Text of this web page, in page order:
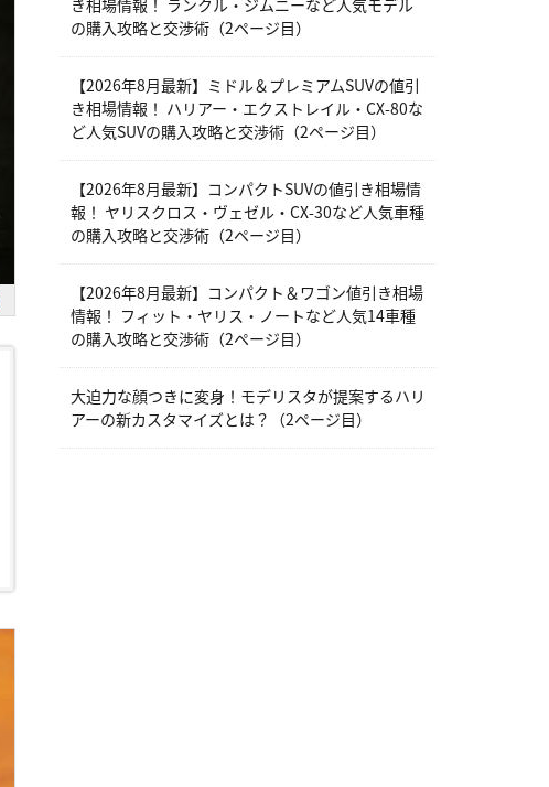
き相場情報！ ランクル・ジムニーなど人気モデル
の購入攻略と交渉術（2ページ目）
【2026年8月最新】ミドル＆プレミアムSUVの値引
き相場情報！ ハリアー・エクストレイル・CX-80な
ど人気SUVの購入攻略と交渉術（2ページ目）
【2026年8月最新】コンパクトSUVの値引き相場情
報！ ヤリスクロス・ヴェゼル・CX-30など人気車種
の購入攻略と交渉術（2ページ目）
【2026年8月最新】コンパクト＆ワゴン値引き相場
情報！ フィット・ヤリス・ノートなど人気14車種
の購入攻略と交渉術（2ページ目）
大迫力な顔つきに変身！モデリスタが提案するハリ
アーの新カスタマイズとは？（2ページ目）